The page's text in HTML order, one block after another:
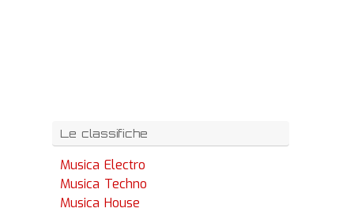
Le classifiche
Musica Electro
Musica Techno
Musica House